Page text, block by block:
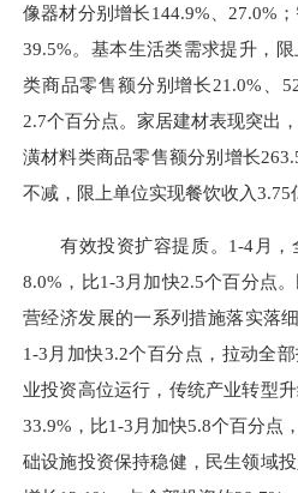
像器材分别增长144.9%、27.0%
39.5%。基本生活类需求提升，
类商品零售额分别增长21.0%、
2.7个百分点。家居建材表现突出
潢材料类商品零售额分别增长
不减，限上单位实现餐饮收入3.75
有效投资扩容提质。1-4月，
8.0%，比1-3月加快2.5个百分点
营经济发展的一系列措施落实落
1-3月加快3.2个百分点，拉动全
业投资高位运行，传统产业转型
33.9%，比1-3月加快5.8个百分点
础设施投资保持稳健，民生领域